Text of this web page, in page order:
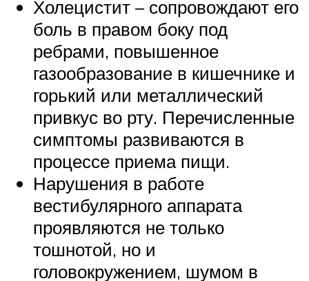
Холецистит – сопровождают его
боль в правом боку под
ребрами, повышенное
газообразование в кишечнике и
горький или металлический
привкус во рту. Перечисленные
симптомы развиваются в
процессе приема пищи.
Нарушения в работе
вестибулярного аппарата
проявляются не только
тошнотой, но и
головокружением, шумом в